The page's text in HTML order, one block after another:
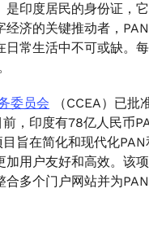
的地址发生变化，并且
新的 PAN 将如何交付？
定行业中所有业务相关
PAN 的人如何识别和清
是印度居民的身份证，
经济的关键推动者，
日常生活中不可或缺。
委员会 （CCEA）已批
，印度有78亿人民币
旨在简化和现代化
加用户友好和高效。该
合多个门户网站并为